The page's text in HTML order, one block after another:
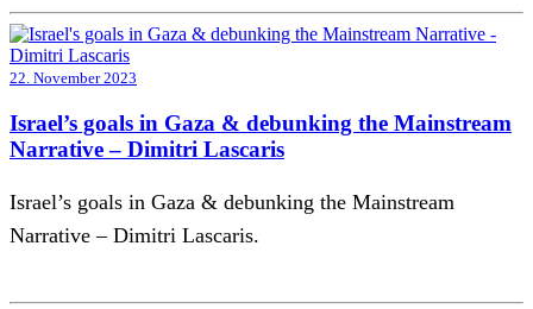
22. November 2023
Israel’s goals in Gaza & debunking the Mainstream
Narrative – Dimitri Lascaris
Israel’s goals in Gaza & debunking the Mainstream
Narrative – Dimitri Lascaris.